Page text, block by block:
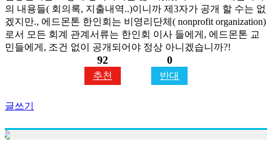
의 내용들( 회의록, 지출내역..)이니까 제3자가 공개 할 수는 없
겠지만., 에드몬톤 한인회는 비영리단체( nonprofit organization)
로서 모든 회계 관계서류는 한인회 이사 들에게, 에드몬톤 교
민들에게, 조건 없이 공개되어야 정상 아니겠습니까?!
92
추천
0
반대
글쓰기